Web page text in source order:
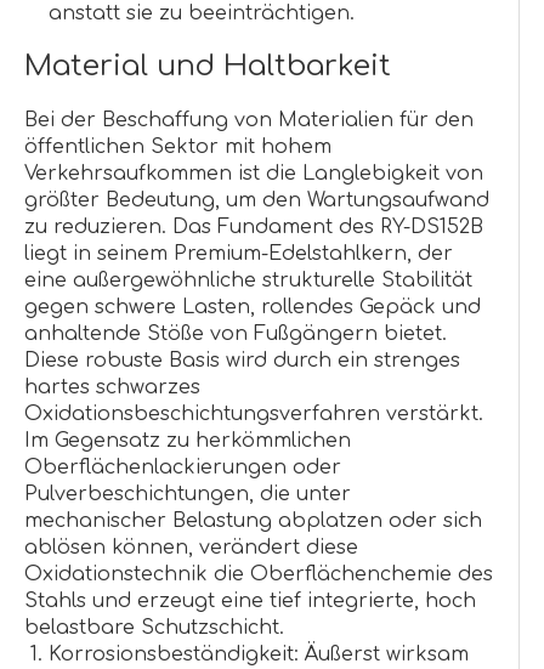
anstatt sie zu beeinträchtigen.
Material und Haltbarkeit
Bei der Beschaffung von Materialien für den
öffentlichen Sektor mit hohem
Verkehrsaufkommen ist die Langlebigkeit von
größter Bedeutung, um den Wartungsaufwand
zu reduzieren. Das Fundament des RY-DS152B
liegt in seinem Premium-Edelstahlkern, der
eine außergewöhnliche strukturelle Stabilität
gegen schwere Lasten, rollendes Gepäck und
anhaltende Stöße von Fußgängern bietet.
Diese robuste Basis wird durch ein strenges
hartes schwarzes
Oxidationsbeschichtungsverfahren verstärkt.
Im Gegensatz zu herkömmlichen
Oberflächenlackierungen oder
Pulverbeschichtungen, die unter
mechanischer Belastung abplatzen oder sich
ablösen können, verändert diese
Oxidationstechnik die Oberflächenchemie des
Stahls und erzeugt eine tief integrierte, hoch
belastbare Schutzschicht.
Korrosionsbeständigkeit: Äußerst wirksam